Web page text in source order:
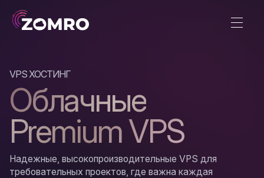
VPS ХОСТИНГ
Облачные
Premium VPS
Надежные, высокопроизводительные VPS для
требовательных проектов, где важна каждая